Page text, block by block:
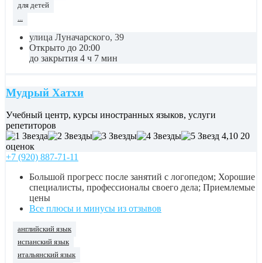
для детей
...
улица Луначарского, 39
Открыто до 20:00
до закрытия 4 ч 7 мин
Мудрый Хатхи
Учебный центр, курсы иностранных языков, услуги
репетиторов
4,10 20
оценок
+7 (920) 887-71-11
Большой прогресс после занятий с логопедом; Хорошие
специалисты, профессионалы своего дела; Приемлемые
цены
Все плюсы и минусы из отзывов
английский язык
испанский язык
итальянский язык